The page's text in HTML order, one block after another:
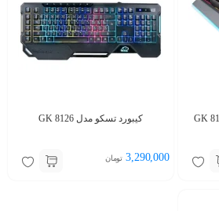
کیبورد تسکو مدل GK 8126
3,290,000 تومان